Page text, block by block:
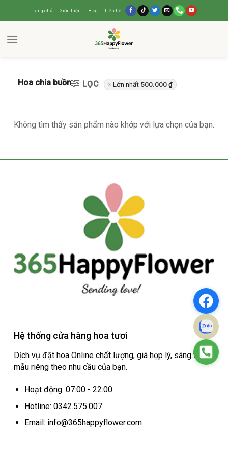
Trang chủ Giới thiệu Blog Liên hệ
Hoa chia buồn LỌC Lớn nhất 500.000₫
Không tìm thấy sản phẩm nào khớp với lựa chọn của bạn.
Hệ thống cửa hàng hoa tươi
Dịch vụ đặt hoa Online chất lượng, giá hợp lý, sáng tạo
mẫu riêng theo nhu cầu của bạn.
Hoạt động: 07:00 - 22:00
Hotline: 0342.575.007
Email: info@365happyflower.com